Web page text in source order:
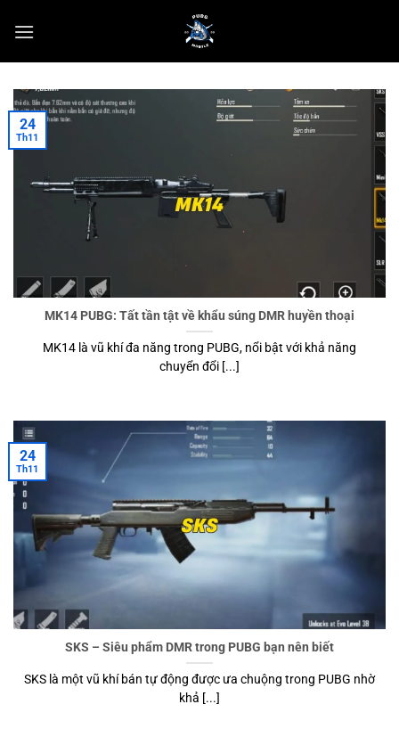
đến
MK14 PUBG: Tất tần tật về khẩu súng DMR huyền thoại
MK14 là vũ khí đa năng trong PUBG, nổi bật với khả năng
chuyển đổi [...]
24
Th11
SKS – Siêu phẩm DMR trong PUBG bạn nên biết
SKS là một vũ khí bán tự động được ưa chuộng trong PUBG nhờ
khả [...]
24
Th11